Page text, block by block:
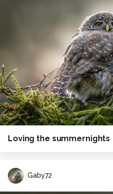
Loving the summernights
Gaby72